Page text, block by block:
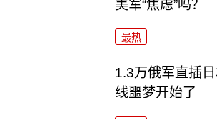
美军“焦虑”吗？
最热
1.3万俄军直插
线噩梦开始了